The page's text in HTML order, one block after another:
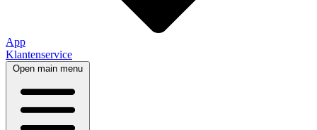
App
Klantenservice
Open main menu